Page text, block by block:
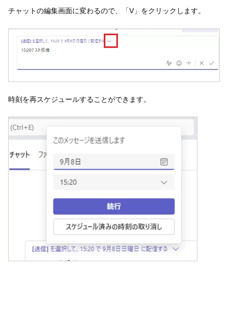
チャットの編集画面に変わるので、「V」をクリックします。
時刻を再スケジュールすることができます。